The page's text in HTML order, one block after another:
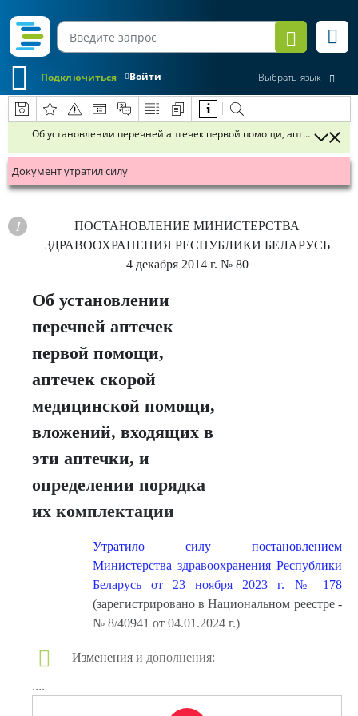
Войти
Подключиться Выбрать язык
Об установлении перечней аптечек первой помощи, аптечек
Документ утратил силу
ПОСТАНОВЛЕНИЕ МИНИСТЕРСТВА
ЗДРАВООХРАНЕНИЯ РЕСПУБЛИКИ БЕЛАРУСЬ
4 декабря 2014 г. № 80
Об установлении
перечней аптечек
первой помощи,
аптечек скорой
медицинской помощи,
вложений, входящих в
эти аптечки, и
определении порядка
их комплектации
Утратило силу постановлением
Министерства здравоохранения Республики
Беларусь от 23 ноября 2023 г. № 178
(зарегистрировано в Национальном реестре -
№ 8/40941 от 04.01.2024 г.)
Изменения и дополнения:
....